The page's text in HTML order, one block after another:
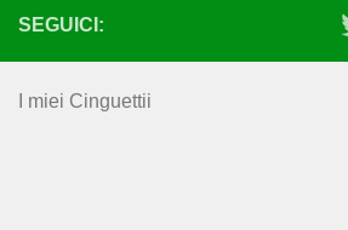
SEGUICI:
I miei Cinguettii